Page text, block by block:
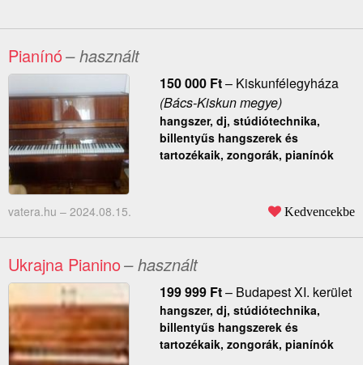
Pianínó– használt
150 000 Ft– Kiskunfélegyháza
(Bács-Kiskun megye)
hangszer, dj, stúdiótechnika,
billentyűs hangszerek és
tartozékaik, zongorák, pianínók
vatera.hu – 2024.08.15. Kedvencekbe
Ukrajna Pianino– használt
199 999 Ft– Budapest XI. kerület
hangszer, dj, stúdiótechnika,
billentyűs hangszerek és
tartozékaik, zongorák, pianínók